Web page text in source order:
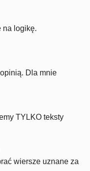
na logikę.
Dla mnie
TYLKO teksty
wiersze uznane za